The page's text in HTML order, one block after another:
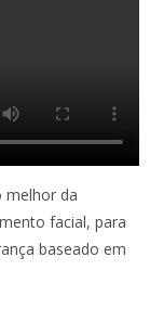
melhor da
facial, para
baseado em